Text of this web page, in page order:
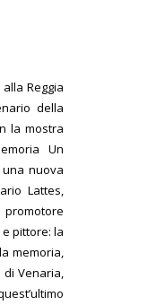
Reggia
della
la mostra
Un
nuova
Lattes,
pittore: la
memoria,
di Venaria,